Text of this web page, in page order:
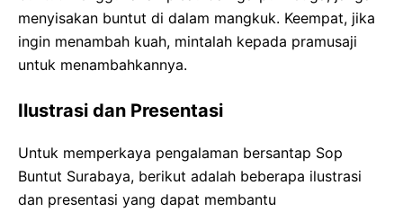
menyisakan buntut di dalam mangkuk. Keempat, jika
ingin menambah kuah, mintalah kepada pramusaji
untuk menambahkannya.
Ilustrasi dan Presentasi
Untuk memperkaya pengalaman bersantap Sop
Buntut Surabaya, berikut adalah beberapa ilustrasi
dan presentasi yang dapat membantu